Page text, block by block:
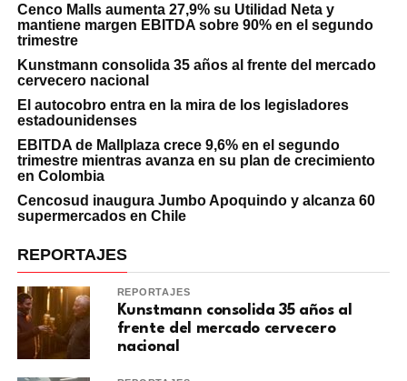
Cenco Malls aumenta 27,9% su Utilidad Neta y
mantiene margen EBITDA sobre 90% en el segundo
trimestre
Kunstmann consolida 35 años al frente del mercado
cervecero nacional
El autocobro entra en la mira de los legisladores
estadounidenses
EBITDA de Mallplaza crece 9,6% en el segundo
trimestre mientras avanza en su plan de crecimiento
en Colombia
Cencosud inaugura Jumbo Apoquindo y alcanza 60
supermercados en Chile
REPORTAJES
REPORTAJES
Kunstmann consolida 35 años al
frente del mercado cervecero
nacional